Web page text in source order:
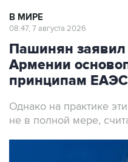
В МИРЕ
08:47, 7 августа 2026
Пашинян заявил
Армении
принципам ЕАЭС
Однако на практике
не в полной мере,